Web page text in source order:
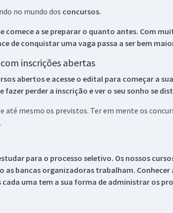
no mundo dos concursos.
comece a se preparar o quanto antes. Com
de conquistar uma vaga passa a ser bem
inscrições abertas
abertos e acesse o edital para começar a
perder a inscrição e ver o seu sonho se
mesmo os previstos. Ter em mente os
para o processo seletivo. Os nossos
bancas organizadoras trabalham.
uma tem a sua forma de administrar os